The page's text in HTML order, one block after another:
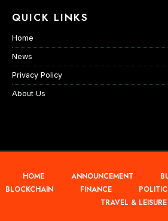
QUICK LINKS
Home
News
Privacy Policy
About Us
HOME ANNOUNCEMENT
BLOCKCHAIN
FINANCE
TRAVEL & LEISURE